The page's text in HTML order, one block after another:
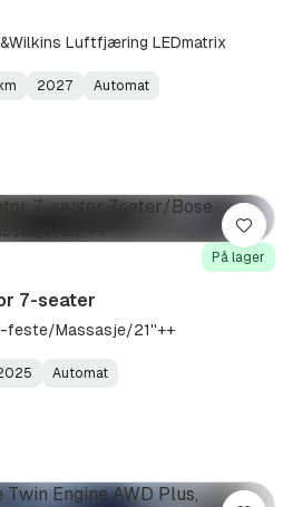
Luftfjæring LEDmatrix
2027
Automat
På lager
7-seater
feste/Massasje/21''++
Automat
Lagre